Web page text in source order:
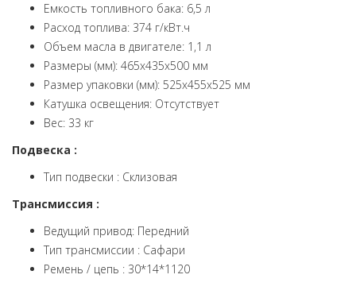
Емкость топливного бака: 6,5 л
Расход топлива: 374 г/кВт.ч
Объем масла в двигателе: 1,1 л
Размеры (мм): 465х435х500 мм
Размер упаковки (мм): 525х455х525 мм
Катушка освещения: Отсутствует
Вес: 33 кг
Подвеска :
Тип подвески : Склизовая
Трансмиссия :
Ведущий привод: Передний
Тип трансмиссии : Сафари
Ремень / цепь : 30*14*1120